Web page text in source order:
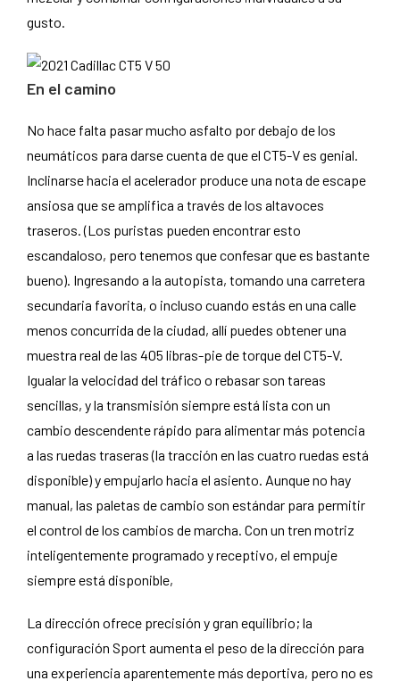
gusto.
En el camino
No hace falta pasar mucho asfalto por debajo de los
neumáticos para darse cuenta de que el CT5-V es genial.
Inclinarse hacia el acelerador produce una nota de escape
ansiosa que se amplifica a través de los altavoces
traseros. (Los puristas pueden encontrar esto
escandaloso, pero tenemos que confesar que es bastante
bueno). Ingresando a la autopista, tomando una carretera
secundaria favorita, o incluso cuando estás en una calle
menos concurrida de la ciudad, allí puedes obtener una
muestra real de las 405 libras-pie de torque del CT5-V.
Igualar la velocidad del tráfico o rebasar son tareas
sencillas, y la transmisión siempre está lista con un
cambio descendente rápido para alimentar más potencia
a las ruedas traseras (la tracción en las cuatro ruedas está
disponible) y empujarlo hacia el asiento. Aunque no hay
manual, las paletas de cambio son estándar para permitir
el control de los cambios de marcha. Con un tren motriz
inteligentemente programado y receptivo, el empuje
siempre está disponible,
La dirección ofrece precisión y gran equilibrio; la
configuración Sport aumenta el peso de la dirección para
una experiencia aparentemente más deportiva, pero no es